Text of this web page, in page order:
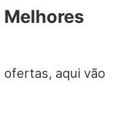
ofertas, aqui vão